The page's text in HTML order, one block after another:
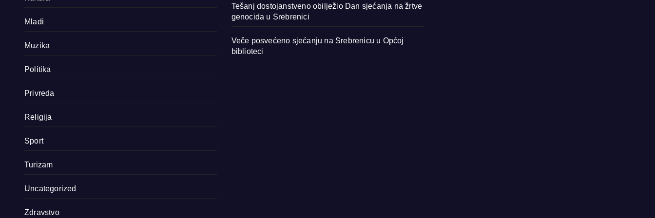
Mladi
Muzika
Politika
Privreda
Religija
Sport
Turizam
Uncategorized
Zdravstvo
Tešanj dostojanstveno obilježio Dan sjećanja na žrtve
genocida u Srebrenici
Veče posvećeno sjećanju na Srebrenicu u Općoj
biblioteci